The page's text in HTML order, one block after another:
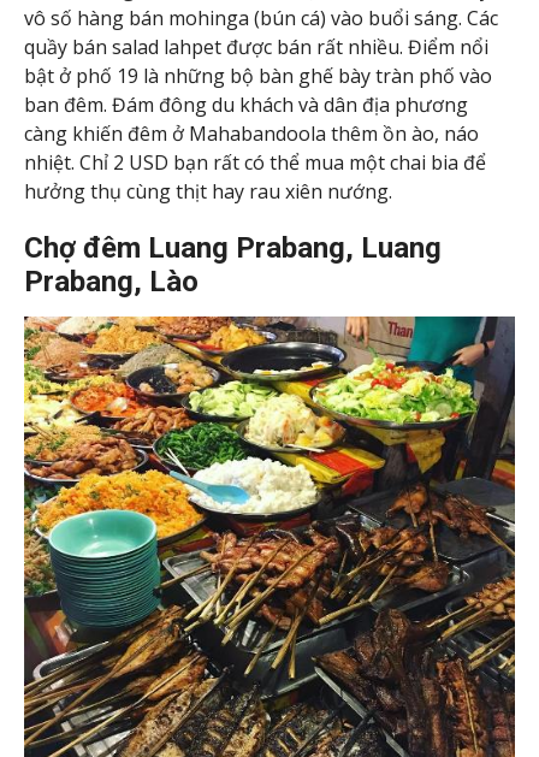
vô số hàng bán mohinga (bún cá) vào buổi sáng. Các
quầy bán salad lahpet được bán rất nhiều. Điểm nổi
bật ở phố 19 là những bộ bàn ghế bày tràn phố vào
ban đêm. Đám đông du khách và dân địa phương
càng khiến đêm ở Mahabandoola thêm ồn ào, náo
nhiệt. Chỉ 2 USD bạn rất có thể mua một chai bia để
hưởng thụ cùng thịt hay rau xiên nướng.
Chợ đêm Luang Prabang, Luang
Prabang, Lào